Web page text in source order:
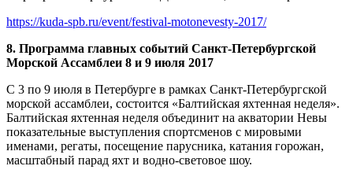
https://kuda-spb.ru/event/festival-motonevesty-2017/
8. Программа главных событий Санкт-Петербургской
Морской Ассамблеи 8 и 9 июля 2017
С 3 по 9 июля в Петербурге в рамках Санкт-Петербургской
морской ассамблеи, состоится «Балтийская яхтенная неделя».
Балтийская яхтенная неделя объединит на акватории Невы
показательные выступления спортсменов с мировыми
именами, регаты, посещение парусника, катания горожан,
масштабный парад яхт и водно-световое шоу.